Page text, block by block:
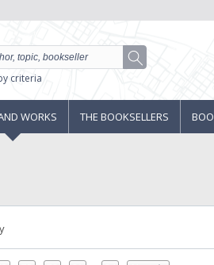
criteria
WORKS THE BOOKSELLERS